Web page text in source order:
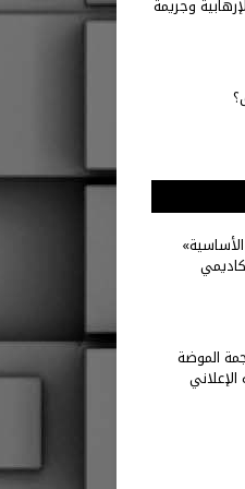
وجريمة
الموضة